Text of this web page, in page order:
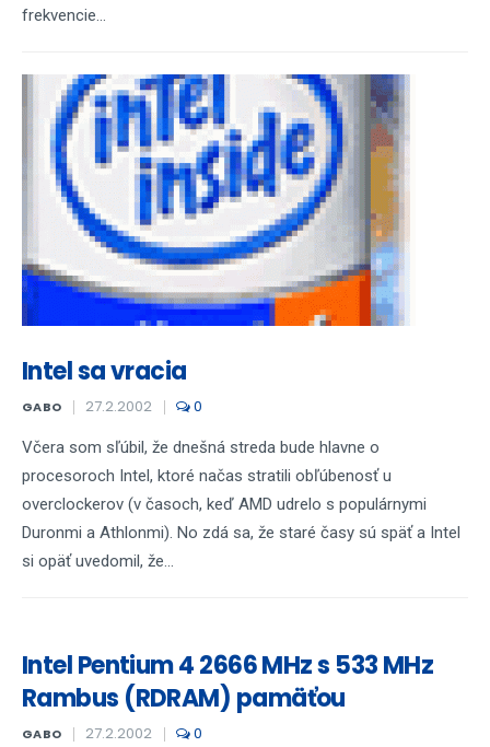
frekvencie...
Intel sa vracia
GABO 27.2.2002 0
Včera som sľúbil, že dnešná streda bude hlavne o
procesoroch Intel, ktoré načas stratili obľúbenosť u
overclockerov (v časoch, keď AMD udrelo s populárnymi
Duronmi a Athlonmi). No zdá sa, že staré časy sú späť a Intel
si opäť uvedomil, že...
Intel Pentium 4 2666 MHz s 533 MHz
Rambus (RDRAM) pamäťou
GABO 27.2.2002 0